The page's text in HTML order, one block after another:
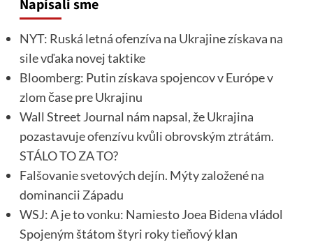
Napísali sme
NYT: Ruská letná ofenzíva na Ukrajine získava na
sile vďaka novej taktike
Bloomberg: Putin získava spojencov v Európe v
zlom čase pre Ukrajinu
Wall Street Journal nám napsal, že Ukrajina
pozastavuje ofenzívu kvůli obrovským ztrátám.
STÁLO TO ZA TO?
Falšovanie svetových dejín. Mýty založené na
dominancii Západu
WSJ: A je to vonku: Namiesto Joea Bidena vládol
Spojeným štátom štyri roky tieňový klan